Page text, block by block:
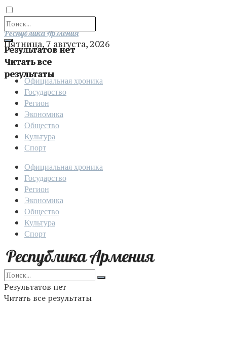
Результатов нет
Читать все
результаты
Отправить
Республика Армения
Пятница, 7 августа, 2026
Официальная хроника
Государство
Регион
Экономика
Общество
Культура
Спорт
Официальная хроника
Государство
Регион
Экономика
Общество
Культура
Спорт
Результатов нет
Читать все результаты